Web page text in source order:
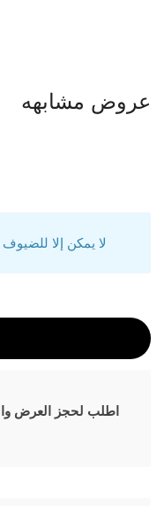
عروض مشابهه
لا يمكن إلا
اطلب لحجز العرض